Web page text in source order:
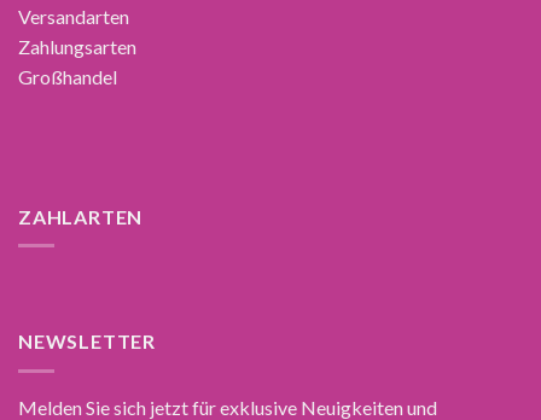
Versandarten
Zahlungsarten
Großhandel
ZAHLARTEN
NEWSLETTER
Melden Sie sich jetzt für exklusive Neuigkeiten und